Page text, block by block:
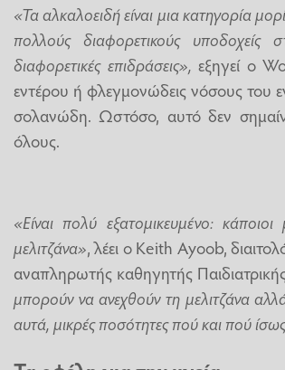
«Τα αλκαλοειδή είναι μια κατηγορία
πολλούς διαφορετικούς
διαφορετικές επιδράσεις», εξηγεί ο
εντέρου ή φλεγμονώδεις νόσους του
σολανώδη. Ωστόσο, αυτό δεν
όλους.
«Είναι πολύ εξατομικευμένο:
μελιτζάνα», λέει ο Keith Ayoob,
αναπληρωτής καθηγητής
μπορούν να ανεχθούν τη μελιτζάνα
αυτά, μικρές ποσότητες πού και πού ίσως